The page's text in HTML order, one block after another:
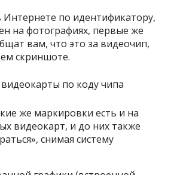
Интернете по идентификатору,
на фотографиях, первые же
вам, что это за видеочип,
скриншоте.
же маркировки есть и на
видеокарт, и до них также
снимая систему